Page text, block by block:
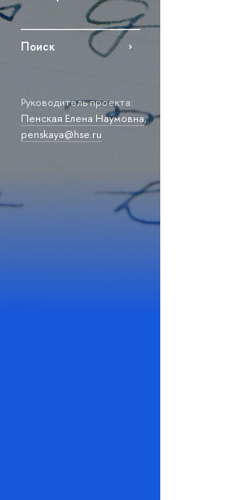
Поиск
Руководитель проекта:
Пенская Елена Наумовна,
penskaya@hse.ru